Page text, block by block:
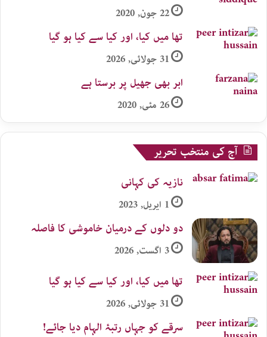
22 جون, 2020
تھا میں کیا، اور کیا سے کیا ہو گیا
31 جولائی, 2026
ابر بھی جھیل پر برستا ہے
26 مئی, 2020
آج کی منتخب تحریر
نازیہ کی کہانی
1 اپریل, 2023
دو دلوں کے درمیان خاموشی کا فاصلہ
3 اگست, 2026
تھا میں کیا، اور کیا سے کیا ہو گیا
31 جولائی, 2026
سرقے کو جہاں رتبۂ الہام دیا جائے!